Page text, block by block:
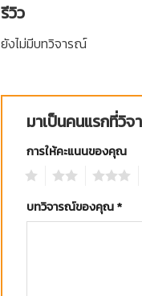
รีวิว
ยังไม่มีบทวิจารณ์
มาเป็นคนแรกที่วิ
การให้คะแนนของคุณ
บทวิจารณ์ของคุณ*